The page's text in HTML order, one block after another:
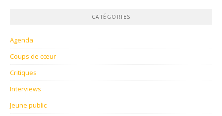
CATÉGORIES
Agenda
Coups de cœur
Critiques
Interviews
Jeune public